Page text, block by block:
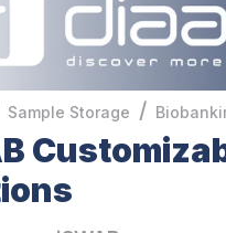
Sample Storage /